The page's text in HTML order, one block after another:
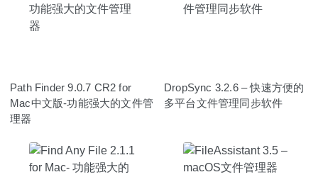
Path Finder 9.0.7 CR2 for
Mac中文版-功能强大的文件管
理器
DropSync 3.2.6 – 快速方便的
多平台文件管理同步软件